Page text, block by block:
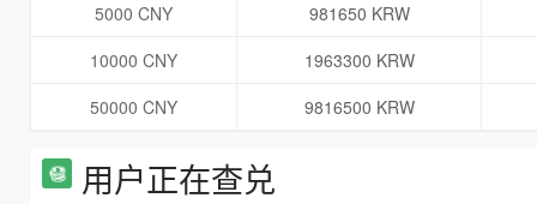
5000 CNY
981650 KRW
10000 CNY
1963300 KRW
50000 CNY
9816500 KRW
用户正在查兑